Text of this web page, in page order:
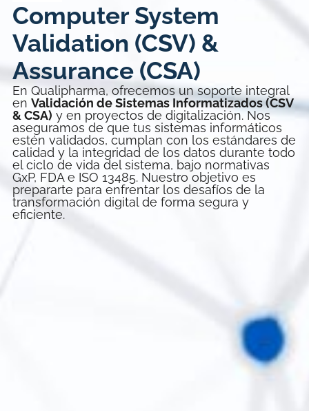
Computer System
Validation (CSV) &
Assurance (CSA)
En Qualipharma, ofrecemos un soporte integral
en Validación de Sistemas Informatizados (CSV
& CSA) y en proyectos de digitalización. Nos
aseguramos de que tus sistemas informáticos
estén validados, cumplan con los estándares de
calidad y la integridad de los datos durante todo
el ciclo de vida del sistema, bajo normativas
GxP, FDA e ISO 13485. Nuestro objetivo es
prepararte para enfrentar los desafíos de la
transformación digital de forma segura y
eficiente.